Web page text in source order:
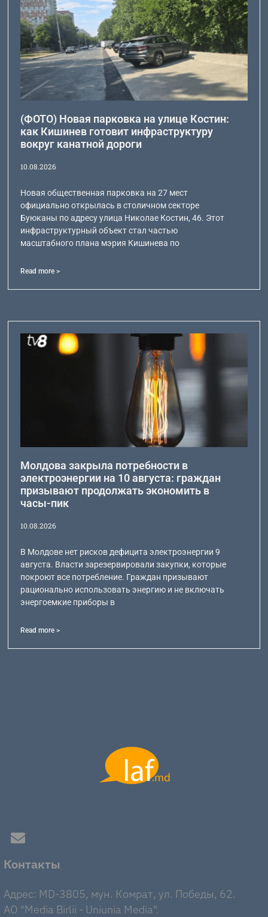
(ФОТО) Новая парковка на улице Костин:
как Кишинев готовит инфраструктуру
вокруг канатной дороги
10.08.2026
Новая общественная парковка на 27 мест
официально открылась в столичном секторе
Буюканы по адресу улица Николае Костин, 46. Этот
инфраструктурный объект стал частью
масштабного плана мэрия Кишинева по
Read more >
Молдова закрыла потребности в
электроэнергии на 10 августа: граждан
призывают продолжать экономить в
часы-пик
10.08.2026
В Молдове нет рисков дефицита электроэнергии 9
августа. Власти зарезервировали закупки, которые
покроют все потребление. Граждан призывают
рационально использовать энергию и не включать
энергоемкие приборы в
Read more >
Контакты
Адрес: MD-3805, мун. Комрат, ул. Победы, 62.
AO "Media Birlii - Uniunia Media".